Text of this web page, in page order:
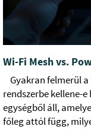
Wi-Fi Mesh vs.
Gyakran felmerül a
rendszerbe kellene-
egységből áll,
főleg attól függ,